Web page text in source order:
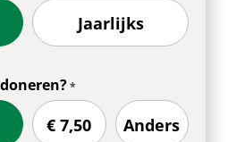
Jaarlijks
€ 7,50 Anders